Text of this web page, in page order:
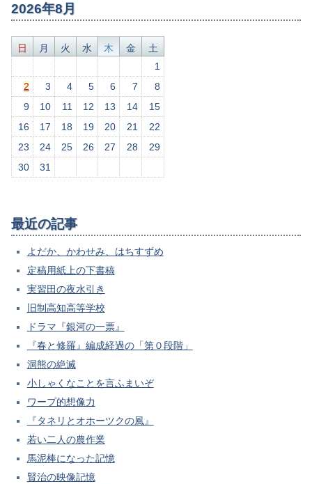
2026年8月
日 月 火 水 木 金
土
1
2
3 4 5 6 7
8
9
10 11 12 13 14
15
16
17 18 19 20 21
22
23
24 25 26 27 28
29
30
31
最近の記事
よだか、かわせみ、はちすずめ
定稿用紙上の下書稿
実習田の夜水引き
旧制高知高等学校
ドラマ『銀河の一票』
『春と修羅』編成経過の「第０段階」
洞熊の絶滅
小しゃくなことを言ふまいぞ
ワープ的想像力
『タネリとオホーツクの風』
若い二人の農作業
馬泥棒になった記憶
賢治の映像記憶